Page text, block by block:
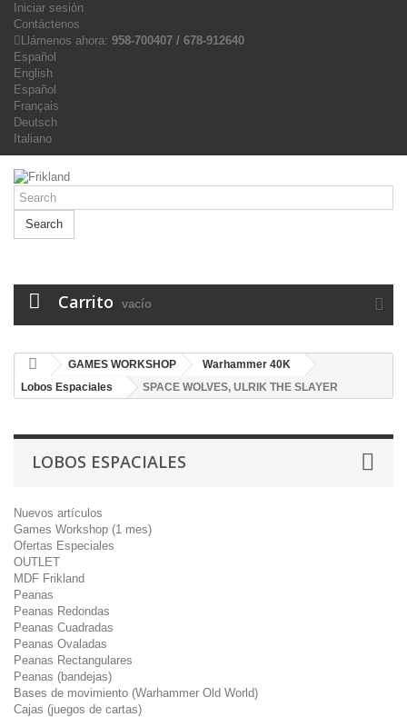
Iniciar sesión
Contáctenos
Llámenos ahora: 958-700407 / 678-912640
Español
English
Español
Français
Deutsch
Italiano
Search
Carrito vacío
GAMES WORKSHOP
Warhammer 40K
Lobos Espaciales
SPACE WOLVES, ULRIK THE SLAYER
LOBOS ESPACIALES
Nuevos artículos
Games Workshop (1 mes)
Ofertas Especiales
OUTLET
MDF Frikland
Peanas
Peanas Redondas
Peanas Cuadradas
Peanas Ovaladas
Peanas Rectangulares
Peanas (bandejas)
Bases de movimiento (Warhammer Old World)
Cajas (juegos de cartas)